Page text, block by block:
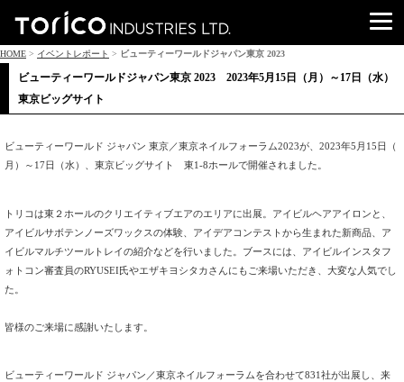
HOME > イベントレポート > ビューティーワールドジャパン東京 2023
ビューティーワールドジャパン東京 2023 2023年5月15日（月）～17日（水）
東京ビッグサイト
ビューティーワールド ジャパン 東京／東京ネイルフォーラム2023が、2023年5月15日（
月）～17日（水）、東京ビッグサイト 東1-8ホールで開催されました。
トリコは東２ホールのクリエイティブエアのエリアに出展。 アイビルヘアアイロンと、
アイビルサボテンノーズワックスの体験、 アイデアコンテストから生まれた新商品、 ア
イビルマルチツールトレイの紹介などを行いました。 ブースには、 アイビルインスタフ
ォトコン審査員のRYUSEI氏やエザキヨシタカさんにもご来場いただき、大変な人気でし
た。
皆様のご来場に感謝いたします。
ビューティーワールド ジャパン／東京ネイルフォーラムを合わせて831社が出展し、来